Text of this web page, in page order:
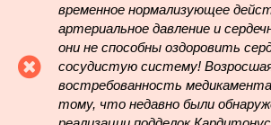
временное нормализующее
артериальное давление и
они не способны оздоровить
сосудистую систему!
востребованность
тому, что недавно были